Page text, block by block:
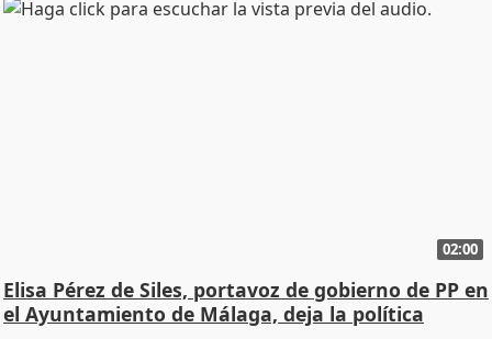
02:00
Elisa Pérez de Siles, portavoz de gobierno de PP en
el Ayuntamiento de Málaga, deja la política